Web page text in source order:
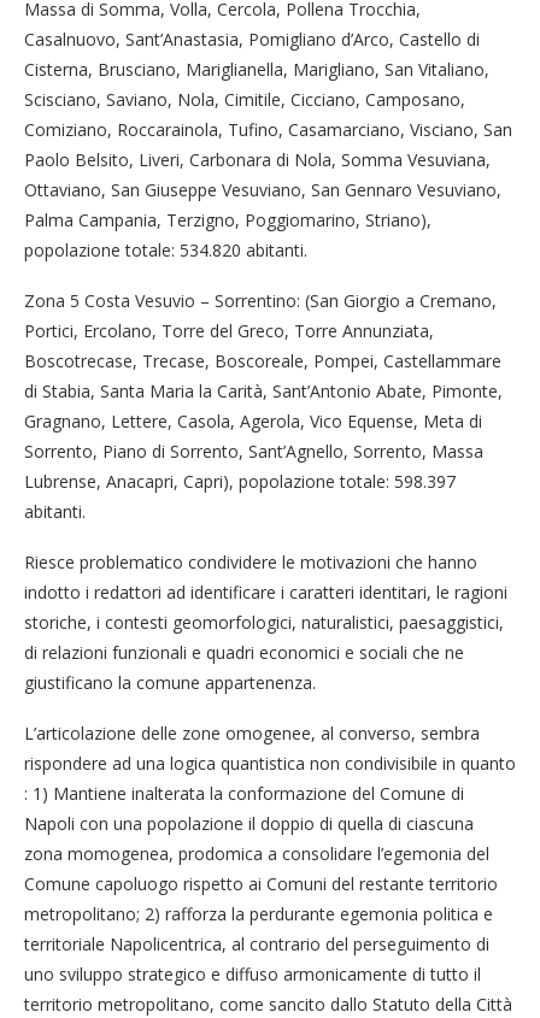
Massa di Somma, Volla, Cercola, Pollena Trocchia,
Casalnuovo, Sant’Anastasia, Pomigliano d’Arco, Castello di
Cisterna, Brusciano, Mariglianella, Marigliano, San Vitaliano,
Scisciano, Saviano, Nola, Cimitile, Cicciano, Camposano,
Comiziano, Roccarainola, Tufino, Casamarciano, Visciano, San
Paolo Belsito, Liveri, Carbonara di Nola, Somma Vesuviana,
Ottaviano, San Giuseppe Vesuviano, San Gennaro Vesuviano,
Palma Campania, Terzigno, Poggiomarino, Striano),
popolazione totale: 534.820 abitanti.
Zona 5 Costa Vesuvio – Sorrentino: (San Giorgio a Cremano,
Portici, Ercolano, Torre del Greco, Torre Annunziata,
Boscotrecase, Trecase, Boscoreale, Pompei, Castellammare
di Stabia, Santa Maria la Carità, Sant’Antonio Abate, Pimonte,
Gragnano, Lettere, Casola, Agerola, Vico Equense, Meta di
Sorrento, Piano di Sorrento, Sant’Agnello, Sorrento, Massa
Lubrense, Anacapri, Capri), popolazione totale: 598.397
abitanti.
Riesce problematico condividere le motivazioni che hanno
indotto i redattori ad identificare i caratteri identitari, le ragioni
storiche, i contesti geomorfologici, naturalistici, paesaggistici,
di relazioni funzionali e quadri economici e sociali che ne
giustificano la comune appartenenza.
L’articolazione delle zone omogenee, al converso, sembra
rispondere ad una logica quantistica non condivisibile in quanto
: 1) Mantiene inalterata la conformazione del Comune di
Napoli con una popolazione il doppio di quella di ciascuna
zona momogenea, prodomica a consolidare l’egemonia del
Comune capoluogo rispetto ai Comuni del restante territorio
metropolitano; 2) rafforza la perdurante egemonia politica e
territoriale Napolicentrica, al contrario del perseguimento di
uno sviluppo strategico e diffuso armonicamente di tutto il
territorio metropolitano, come sancito dallo Statuto della Città